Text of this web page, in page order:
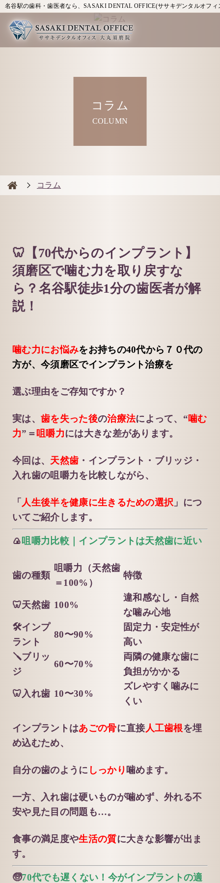
名谷駅の歯科・歯医者なら、SASAKI DENTAL OFFICE(ササキデンタルオフィ
コラム
COLUMN
コラム
🦷【70代からのインプラント】
須磨区で噛む力を取り戻すな
ら？名谷駅徒歩1分の歯医者が解
説！
噛む力にお悩みをお持ちの40代から７０代の
方が、今須磨区でインプラント治療を
選ぶ理由をご存知ですか？
実は、 歯を失った後の治療法によって、“噛む
力”＝ 咀嚼力には大きな差があります。
今回は、 天然歯 ・インプラント・ブリッジ・
入れ歯の咀嚼力を比較しながら、
「 人生後半を健康に生きるための選択 」につ
いてご紹介します。
🍙 咀嚼力比較｜インプラントは天然歯に近い
歯の種類
咀嚼力（天然歯
＝100%）
特徴
🦷天然歯 100%
違和感なし・自然
な噛み心地
🛠インプ
ラント
80〜90%
固定力・安定性が
高い
🪛ブリッ
ジ
60〜70%
両隣の健康な歯に
負担がかかる
🦷入れ歯 10〜30%
ズレやすく噛みに
くい
インプラントはあごの骨に直接人工歯根を埋
め込むため、
自分の歯のように しっかり 噛めます。
一方、入れ歯は硬いものが噛めず、外れる不
安や見た目の問題も…。
食事の満足度や生活の質に大きな影響が出ま
す。
🧓70代でも遅くない！今がインプラントの適